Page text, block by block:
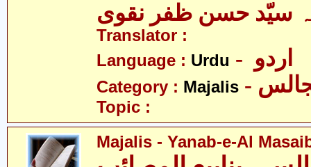
سیّد حسن ظفر نقوی
Translator :
Language : Urdu
Category : Majalis
Topic :
Majalis - Yanab-e-Al